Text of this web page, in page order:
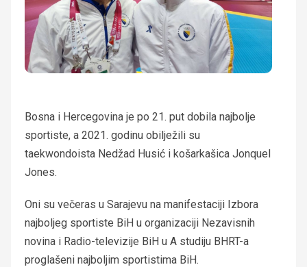
Bosna i Hercegovina je po 21. put dobila najbolje
sportiste, a 2021. godinu obilježili su
taekwondoista Nedžad Husić i košarkašica Jonquel
Jones.
Oni su večeras u Sarajevu na manifestaciji Izbora
najboljeg sportiste BiH u organizaciji Nezavisnih
novina i Radio-televizije BiH u A studiju BHRT-a
proglašeni najboljim sportistima BiH.